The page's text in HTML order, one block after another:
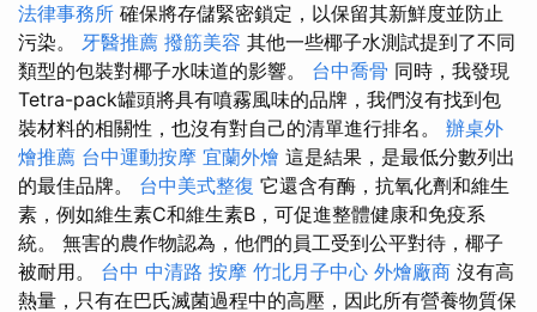
法律事務所 確保將存儲緊密鎖定，以保留其新鮮度並防止
污染。 牙醫推薦 撥筋美容 其他一些椰子水測試提到了不同
類型的包裝對椰子水味道的影響。 台中喬骨 同時，我發現
Tetra-pack罐頭將具有噴霧風味的品牌，我們沒有找到包
裝材料的相關性，也沒有對自己的清單進行排名。 辦桌外
燴推薦 台中運動按摩 宜蘭外燴 這是結果，是最低分數列出
的最佳品牌。 台中美式整復 它還含有酶，抗氧化劑和維生
素，例如維生素C和維生素B，可促進整體健康和免疫系
統。 無害的農作物認為，他們的員工受到公平對待，椰子
被耐用。 台中 中清路 按摩 竹北月子中心 外燴廠商 沒有高
熱量，只有在巴氏滅菌過程中的高壓，因此所有營養物質保